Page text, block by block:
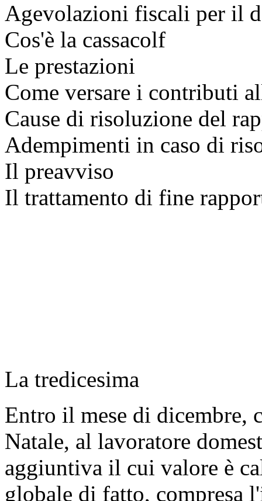
Agevolazioni fiscali per il
Cos'è la cassacolf
Le prestazioni
Come versare i contributi
Cause di risoluzione del
Adempimenti in caso di
Il preavviso
Il trattamento di fine
La tredicesima
Entro il mese di dicembre,
Natale, al lavoratore
aggiuntiva il cui valore è
globale di fatto, compresa